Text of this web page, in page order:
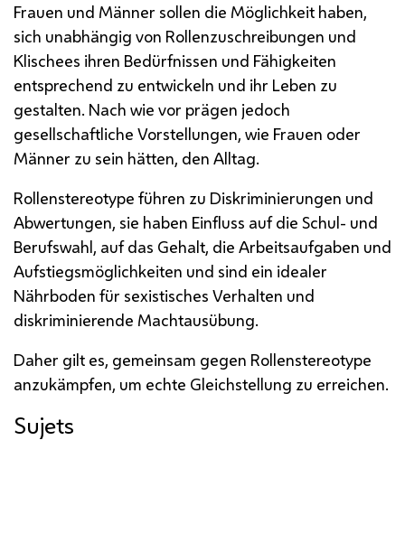
Frauen und Männer sollen die Möglichkeit haben,
sich unabhängig von Rollenzuschreibungen und
Klischees ihren Bedürfnissen und Fähigkeiten
entsprechend zu entwickeln und ihr Leben zu
gestalten. Nach wie vor prägen jedoch
gesellschaftliche Vorstellungen, wie Frauen oder
Männer zu sein hätten, den Alltag.
Rollenstereotype führen zu Diskriminierungen und
Abwertungen, sie haben Einfluss auf die Schul- und
Berufswahl, auf das Gehalt, die Arbeitsaufgaben und
Aufstiegsmöglichkeiten und sind ein idealer
Nährboden für sexistisches Verhalten und
diskriminierende Machtausübung.
Daher gilt es, gemeinsam gegen Rollenstereotype
anzukämpfen, um echte Gleichstellung zu erreichen.
Sujets